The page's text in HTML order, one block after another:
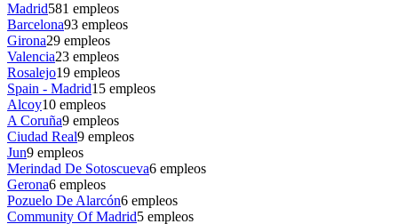
Madrid581 empleos
Barcelona93 empleos
Girona29 empleos
Valencia23 empleos
Rosalejo19 empleos
Spain - Madrid15 empleos
Alcoy10 empleos
A Coruña9 empleos
Ciudad Real9 empleos
Jun9 empleos
Merindad De Sotoscueva6 empleos
Gerona6 empleos
Pozuelo De Alarcón6 empleos
Community Of Madrid5 empleos